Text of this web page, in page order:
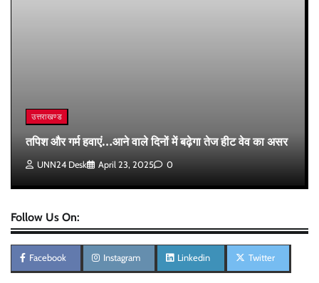
उत्तराखण्ड
तपिश और गर्म हवाएं…आने वाले दिनों में बढ़ेगा तेज हीट वेव का असर
UNN24 Desk April 23, 2025 0
Follow Us On:
Facebook Instagram Linkedin Twitter